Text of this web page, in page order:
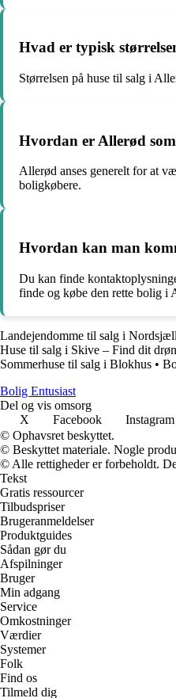
Hvad er typisk
Størrelsen på huse til salg i
Hvordan er Allerød
Allerød anses generelt for at
boligkøbere.
Hvordan kan man
Du kan finde
finde og købe den rette bolig i
Landejendomme til salg i
Huse til salg i Skive – Find dit
Sommerhuse til salg i Blokhus •
Bolig Entusiast
Del og vis omsorg
X
Facebook Instagram
© Ophavsret beskyttet.
© Beskyttet materiale. Nogle
© Alle rettigheder er forbeholdt.
Tekst
Gratis ressourcer
Tilbudspriser
Brugeranmeldelser
Produktguides
Sådan gør du
Afspilninger
Bruger
Min adgang
Service
Omkostninger
Værdier
Systemer
Folk
Find os
Tilmeld dig